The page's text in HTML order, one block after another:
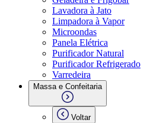
Lavadora à Jato
Limpadora à Vapor
Microondas
Panela Elétrica
Purificador Natural
Purificador Refrigerado
Varredeira
Massa e Confeitaria
Voltar